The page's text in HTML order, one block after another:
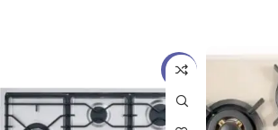
מבצע